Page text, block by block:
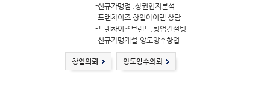
-신규가맹점 .상권입지분석
-프랜차이즈 창업아이템 상담
-프랜차이즈브랜드.창업컨설팅
-신규가맹개설.양도양수창업
창업의뢰 양도양수의뢰